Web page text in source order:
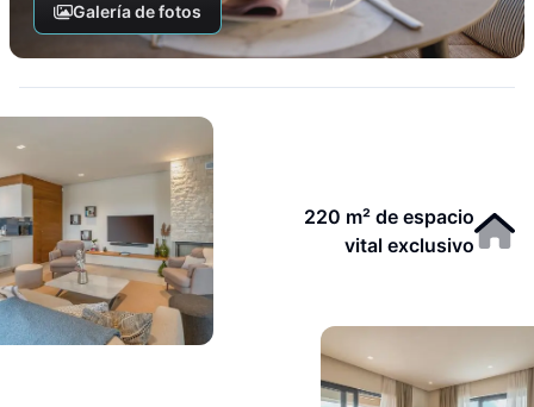
Galería de fotos
220 m² de espacio
vital exclusivo